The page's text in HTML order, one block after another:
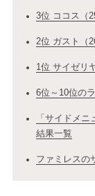
3位 ココス（
2位 ガスト（
1位 サイゼリ
6位～10位の
「サイドメ
結果一覧
ファミレスの